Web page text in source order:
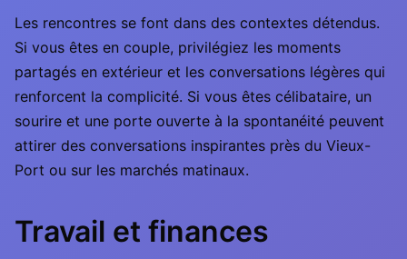
Les rencontres se font dans des contextes détendus.
Si vous êtes en couple, privilégiez les moments
partagés en extérieur et les conversations légères qui
renforcent la complicité. Si vous êtes célibataire, un
sourire et une porte ouverte à la spontanéité peuvent
attirer des conversations inspirantes près du Vieux-
Port ou sur les marchés matinaux.
Travail et finances